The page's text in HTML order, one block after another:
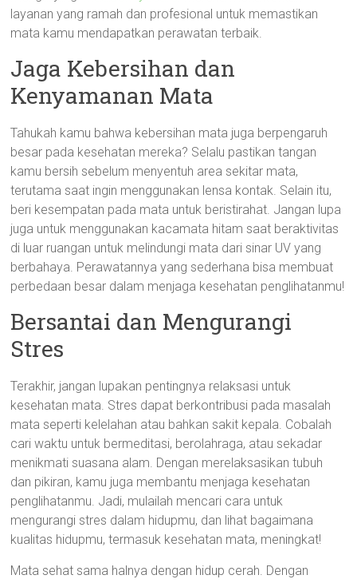
layanan yang ramah dan profesional untuk memastikan
mata kamu mendapatkan perawatan terbaik.
Jaga Kebersihan dan
Kenyamanan Mata
Tahukah kamu bahwa kebersihan mata juga berpengaruh
besar pada kesehatan mereka? Selalu pastikan tangan
kamu bersih sebelum menyentuh area sekitar mata,
terutama saat ingin menggunakan lensa kontak. Selain itu,
beri kesempatan pada mata untuk beristirahat. Jangan lupa
juga untuk menggunakan kacamata hitam saat beraktivitas
di luar ruangan untuk melindungi mata dari sinar UV yang
berbahaya. Perawatannya yang sederhana bisa membuat
perbedaan besar dalam menjaga kesehatan penglihatanmu!
Bersantai dan Mengurangi
Stres
Terakhir, jangan lupakan pentingnya relaksasi untuk
kesehatan mata. Stres dapat berkontribusi pada masalah
mata seperti kelelahan atau bahkan sakit kepala. Cobalah
cari waktu untuk bermeditasi, berolahraga, atau sekadar
menikmati suasana alam. Dengan merelaksasikan tubuh
dan pikiran, kamu juga membantu menjaga kesehatan
penglihatanmu. Jadi, mulailah mencari cara untuk
mengurangi stres dalam hidupmu, dan lihat bagaimana
kualitas hidupmu, termasuk kesehatan mata, meningkat!
Mata sehat sama halnya dengan hidup cerah. Dengan